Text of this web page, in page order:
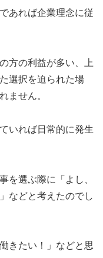
あれば企業理念に従
方の利益が多い、上
選択を迫られた場
ません。
いれば日常的に発生
を選ぶ際に「よし、
などと考えたのでし
きたい！」などと思